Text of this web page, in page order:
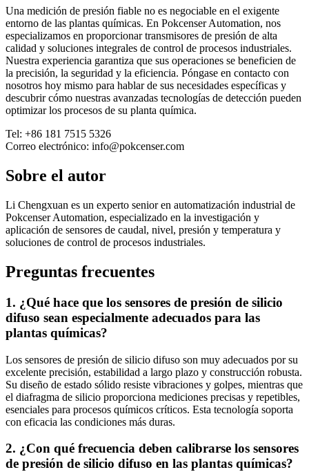
Una medición de presión fiable no es negociable en el exigente
entorno de las plantas químicas. En Pokcenser Automation, nos
especializamos en proporcionar transmisores de presión de alta
calidad y soluciones integrales de control de procesos industriales.
Nuestra experiencia garantiza que sus operaciones se beneficien de
la precisión, la seguridad y la eficiencia. Póngase en contacto con
nosotros hoy mismo para hablar de sus necesidades específicas y
descubrir cómo nuestras avanzadas tecnologías de detección pueden
optimizar los procesos de su planta química.
Tel: +86 181 7515 5326
Correo electrónico: info@pokcenser.com
Sobre el autor
Li Chengxuan es un experto senior en automatización industrial de
Pokcenser Automation, especializado en la investigación y
aplicación de sensores de caudal, nivel, presión y temperatura y
soluciones de control de procesos industriales.
Preguntas frecuentes
1. ¿Qué hace que los sensores de presión de silicio
difuso sean especialmente adecuados para las
plantas químicas?
Los sensores de presión de silicio difuso son muy adecuados por su
excelente precisión, estabilidad a largo plazo y construcción robusta.
Su diseño de estado sólido resiste vibraciones y golpes, mientras que
el diafragma de silicio proporciona mediciones precisas y repetibles,
esenciales para procesos químicos críticos. Esta tecnología soporta
con eficacia las condiciones más duras.
2. ¿Con qué frecuencia deben calibrarse los sensores
de presión de silicio difuso en las plantas químicas?